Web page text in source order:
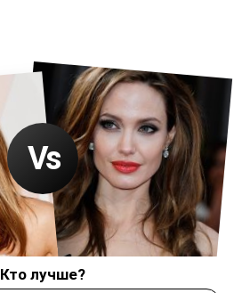
Кто лучше?